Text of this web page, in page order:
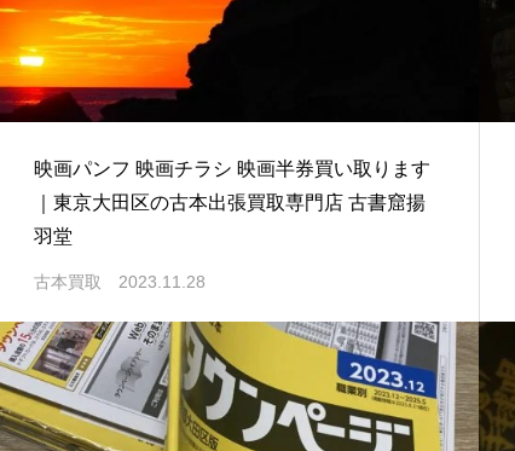
映画パンフ 映画チラシ 映画半券買い取ります
｜東京大田区の古本出張買取専門店 古書窟揚
羽堂
古本買取 2023.11.28